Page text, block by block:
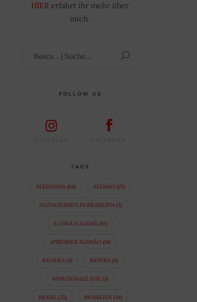
HIER erfahrt ihr mehr über
mich.
FOLLOW US
INSTAGRAM FACEBOOK
TAGS
ALEMANHA (64) ALEMÃO (21)
ALLTAGSLEBEN IN BRASILIEN(3)
A LÍNGUA ALEMÃ (10)
APRENDER ALEMÃO (14)
BAVIERA (4) BAYERN (4)
BINATIONALE EHE(3)
BRASIL(35) BRASILIEN(34)